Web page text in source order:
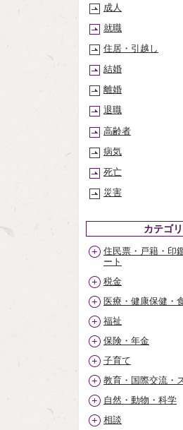
成人
就職
住居・引越し
結婚
離婚
退職
高齢者
病気
死亡
災害
カテゴリ
住民票・戸籍・印
ート
税金
医療・健康保健・
福祉
保険・年金
子育て
教育・国際交流・
自然・動物・科学
相談